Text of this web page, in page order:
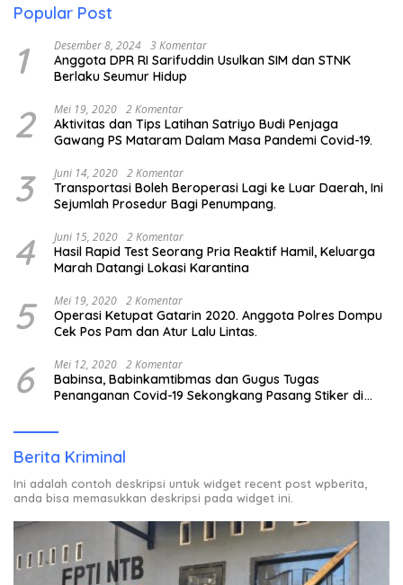
Popular Post
1 Desember 8, 2024 3 Komentar
Anggota DPR RI Sarifuddin Usulkan SIM dan STNK
Berlaku Seumur Hidup
2 Mei 19, 2020 2 Komentar
Aktivitas dan Tips Latihan Satriyo Budi Penjaga
Gawang PS Mataram Dalam Masa Pandemi Covid-19.
3 Juni 14, 2020 2 Komentar
Transportasi Boleh Beroperasi Lagi ke Luar Daerah, Ini
Sejumlah Prosedur Bagi Penumpang.
4 Juni 15, 2020 2 Komentar
Hasil Rapid Test Seorang Pria Reaktif Hamil, Keluarga
Marah Datangi Lokasi Karantina
5 Mei 19, 2020 2 Komentar
Operasi Ketupat Gatarin 2020. Anggota Polres Dompu
Cek Pos Pam dan Atur Lalu Lintas.
6 Mei 12, 2020 2 Komentar
Babinsa, Babinkamtibmas dan Gugus Tugas
Penanganan Covid-19 Sekongkang Pasang Stiker di
Berita Kriminal
Ini adalah contoh deskripsi untuk widget recent post wpberita,
anda bisa memasukkan deskripsi pada widget ini.